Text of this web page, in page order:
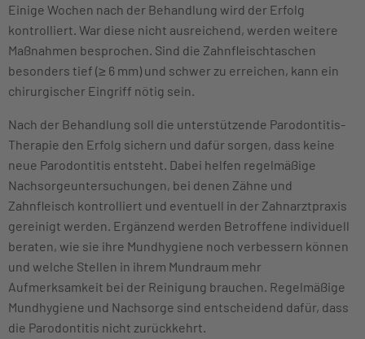
Einige Wochen nach der Behandlung wird der Erfolg
kontrolliert. War diese nicht ausreichend, werden weitere
Maßnahmen besprochen. Sind die Zahnfleischtaschen
besonders tief (≥ 6 mm) und schwer zu erreichen, kann ein
chirurgischer Eingriff nötig sein.
Nach der Behandlung soll die unterstützende Parodontitis-
Therapie den Erfolg sichern und dafür sorgen, dass keine
neue Parodontitis entsteht. Dabei helfen regelmäßige
Nachsorgeuntersuchungen, bei denen Zähne und
Zahnfleisch kontrolliert und eventuell in der Zahnarztpraxis
gereinigt werden. Ergänzend werden Betroffene individuell
beraten, wie sie ihre Mundhygiene noch verbessern können
und welche Stellen in ihrem Mundraum mehr
Aufmerksamkeit bei der Reinigung brauchen. Regelmäßige
Mundhygiene und Nachsorge sind entscheidend dafür, dass
die Parodontitis nicht zurückkehrt.